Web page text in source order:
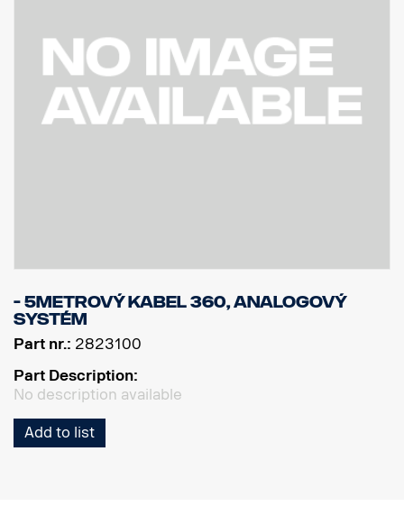
- 5metrový kabel 360, analogový
systém
Part nr.: 2823100
Part Description:
No description available
Add to list